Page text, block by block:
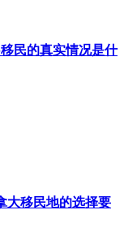
民的真实情况是什
大移民地的选择要